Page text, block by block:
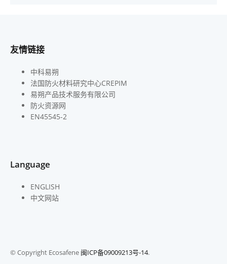
友情链接
中科易朔
法国防火材料研究中心CREPIM
易朔产品技术服务有限公司
防火资源网
EN45545-2
Language
ENGLISH
中文网站
© Copyright Ecosafene 闽ICP备09009213号-14.